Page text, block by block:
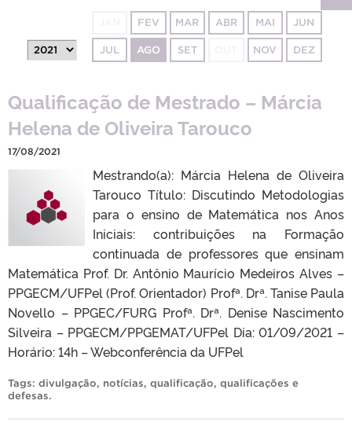
PORTARIAS
FEV MAR ABR MAI JUN
JUL AGO SET NOV DEZ
Qualificação de Mestrado – Márcia
Helena de Oliveira Tarouco
17/08/2021
Mestrando(a): Márcia Helena de Oliveira
Tarouco Título: Discutindo Metodologias
para o ensino de Matemática nos Anos
Iniciais: contribuições na Formação
continuada de professores que ensinam
Matemática Prof. Dr. Antônio Maurício Medeiros Alves –
PPGECM/UFPel (Prof. Orientador) Profª. Drª. Tanise Paula
Novello – PPGEC/FURG Profª. Drª. Denise Nascimento
Silveira – PPGECM/PPGEMAT/UFPel Dia: 01/09/2021 –
Horário: 14h – Webconferência da UFPel
Tags: divulgação, notícias, qualificação, qualificações e
defesas.